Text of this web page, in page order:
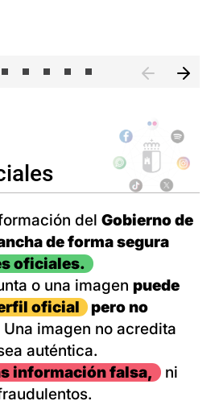
del Gobierno de
de forma segura
oficiales.
o una imagen puede
oficial
pero no
Una imagen no acredita
auténtica.
información falsa,
ni